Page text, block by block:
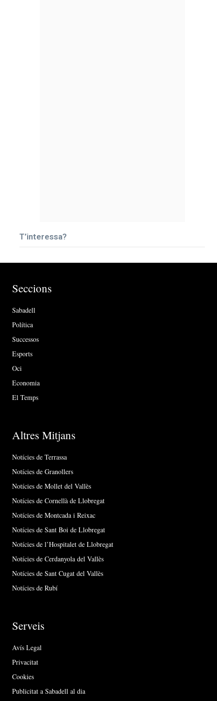
T’interessa?
Seccions
Sabadell
Política
Successos
Esports
Oci
Economia
El Temps
Altres Mitjans
Notícies de Terrassa
Notícies de Granollers
Notícies de Mollet del Vallès
Notícies de Cornellà de Llobregat
Notícies de Montcada i Reixac
Notícies de Sant Boi de Llobregat
Notícies de l’Hospitalet de Llobregat
Notícies de Cerdanyola del Vallès
Notícies de Sant Cugat del Vallès
Notícies de Rubí
Serveis
Avís Legal
Privacitat
Cookies
Publicitat a Sabadell al dia